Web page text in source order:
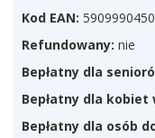
Kod EAN:
Refundowany: nie
Bepłatny dla
Bepłatny dla kobiet
Bepłatny dla osób